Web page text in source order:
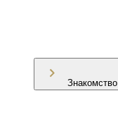
Знакомство